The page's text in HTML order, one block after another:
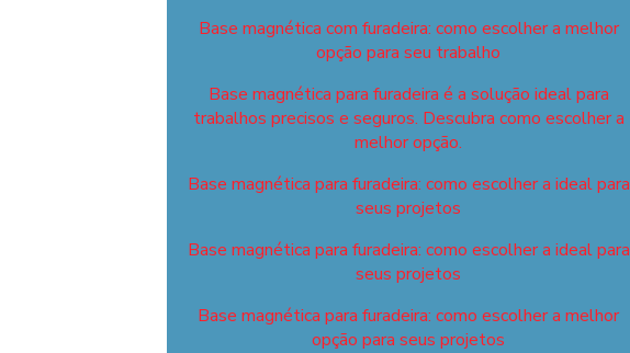
Base magnética com furadeira: como escolher a melhor
opção para seu trabalho
Base magnética para furadeira é a solução ideal para
trabalhos precisos e seguros. Descubra como escolher a
melhor opção.
Base magnética para furadeira: como escolher a ideal para
seus projetos
Base magnética para furadeira: como escolher a ideal para
seus projetos
Base magnética para furadeira: como escolher a melhor
opção para seus projetos